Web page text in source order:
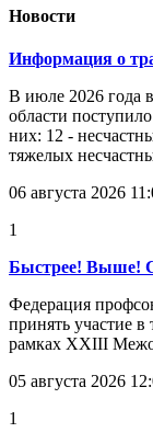
Новости
Информация о
В июле 2026 года
области
них: 12 -
тяжелых
06 августа 2026
1
Быстрее! Выше!
Федерация
принять участие в
рамках XXIII
05 августа 2026
1